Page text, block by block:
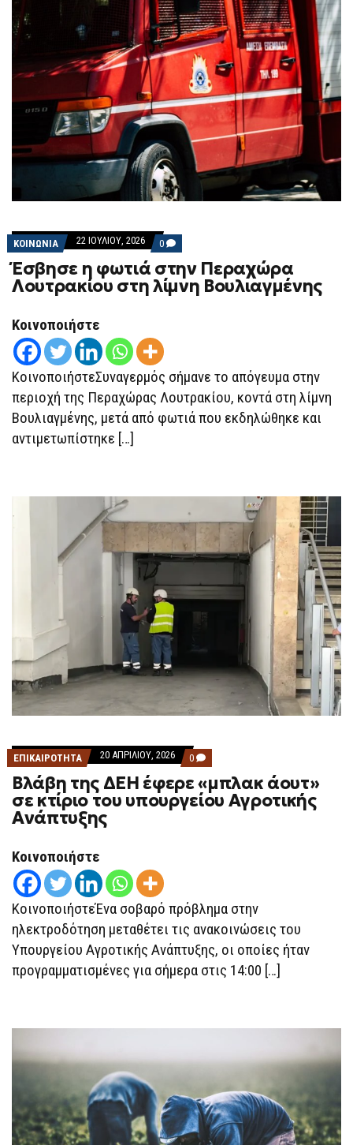
ΚΟΙΝΩΝΙΑ 22 ΙΟΥΛΊΟΥ, 2026 0 COMMENTS
ON
ΈΣΒΗΣΕ
Η
ΦΩΤΙΆ
Έσβησε η φωτιά στην Περαχώρα
Λουτρακίου στη λίμνη Βουλιαγμένης
Κοινοποιήστε
ΚοινοποιήστεΣυναγερμός σήμανε το απόγευμα στην
περιοχή της Περαχώρας Λουτρακίου, κοντά στη λίμνη
Βουλιαγμένης, μετά από φωτιά που εκδηλώθηκε και
αντιμετωπίστηκε […]
ΕΠΙΚΑΙΡΟΤΗΤΑ 20 ΑΠΡΙΛΊΟΥ, 2026 0 COMMENTS
ON
ΒΛΆΒΗ
ΤΗΣ
ΔΕΗ
ΑΝΆΠΤΥΞΗΣ
Βλάβη της ΔΕΗ έφερε «μπλακ άουτ»
σε κτίριο του υπουργείου Αγροτικής
Ανάπτυξης
Κοινοποιήστε
ΚοινοποιήστεΈνα σοβαρό πρόβλημα στην
ηλεκτροδότηση μεταθέτει τις ανακοινώσεις του
Υπουργείου Αγροτικής Ανάπτυξης, οι οποίες ήταν
προγραμματισμένες για σήμερα στις 14:00 […]